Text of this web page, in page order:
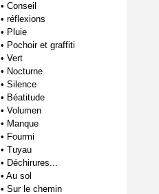
• Conseil
• réflexions
• Pluie
• Pochoir et graffiti
• Vert
• Nocturne
• Silence
• Béatitude
• Volumen
• Manque
• Fourmi
• Tuyau
• Déchirures...
• Au sol
• Sur le chemin